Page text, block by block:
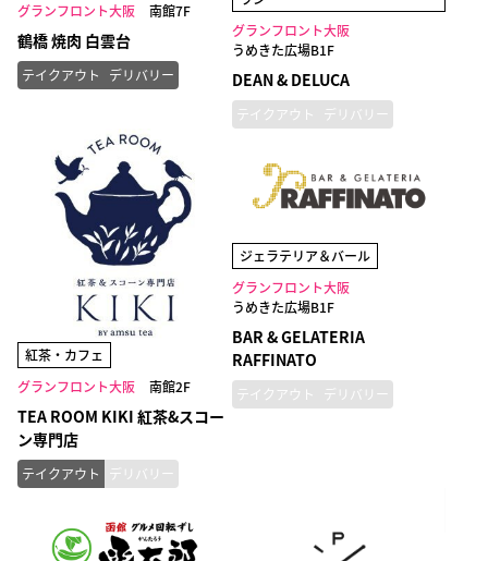
グランフロント大阪 南館7F
鶴橋 焼肉 白雲台
テイクアウト デリバリー
グランフロント大阪
うめきた広場B1F
DEAN & DELUCA
テイクアウト デリバリー
紅茶・カフェ
グランフロント大阪
南館2F
TEA ROOM KIKI 紅茶&スコー
ン専門店
テイクアウト デリバリー
ジェラテリア＆バール
グランフロント大阪
うめきた広場B1F
BAR & GELATERIA
RAFFINATO
テイクアウト デリバリー